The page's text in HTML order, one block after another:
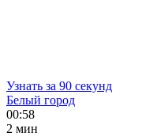
Узнать за 90 секунд
Белый город
00:58
2 мин